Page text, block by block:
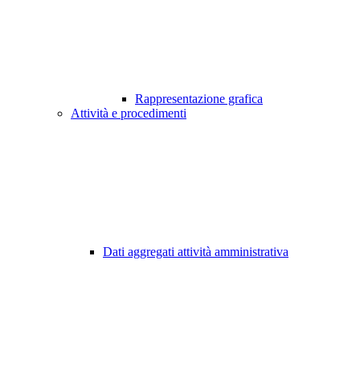
Rappresentazione grafica
Attività e procedimenti
Dati aggregati attività amministrativa